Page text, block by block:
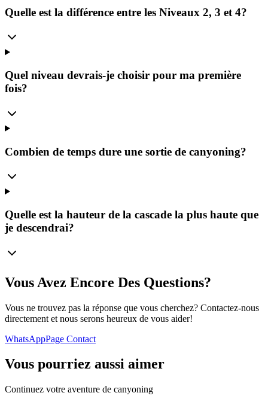
Quelle est la différence entre les Niveaux 2, 3 et 4?
Quel niveau devrais-je choisir pour ma première
fois?
Combien de temps dure une sortie de canyoning?
Quelle est la hauteur de la cascade la plus haute que
je descendrai?
Vous Avez Encore Des Questions?
Vous ne trouvez pas la réponse que vous cherchez? Contactez-nous
directement et nous serons heureux de vous aider!
WhatsAppPage Contact
Vous pourriez aussi aimer
Continuez votre aventure de canyoning